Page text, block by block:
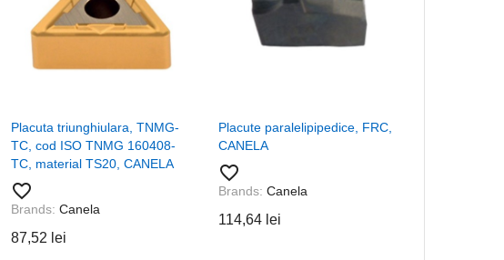
Placuta triunghiulara, TNMG-
TC, cod ISO TNMG 160408-
TC, material TS20, CANELA
favorite_border
Brands: Canela
87,52 lei
Placute paralelipipedice, FRC,
CANELA
favorite_border
Brands: Canela
114,64 lei